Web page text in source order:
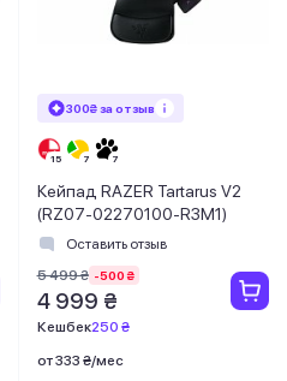
300₴ за отзыв
Кейпад RAZER Tartarus V2
(RZ07-02270100-R3M1)
Оставить отзыв
5 499 ₴ -500 ₴
4 999 ₴
Кешбек250 ₴
от 333 ₴/мес